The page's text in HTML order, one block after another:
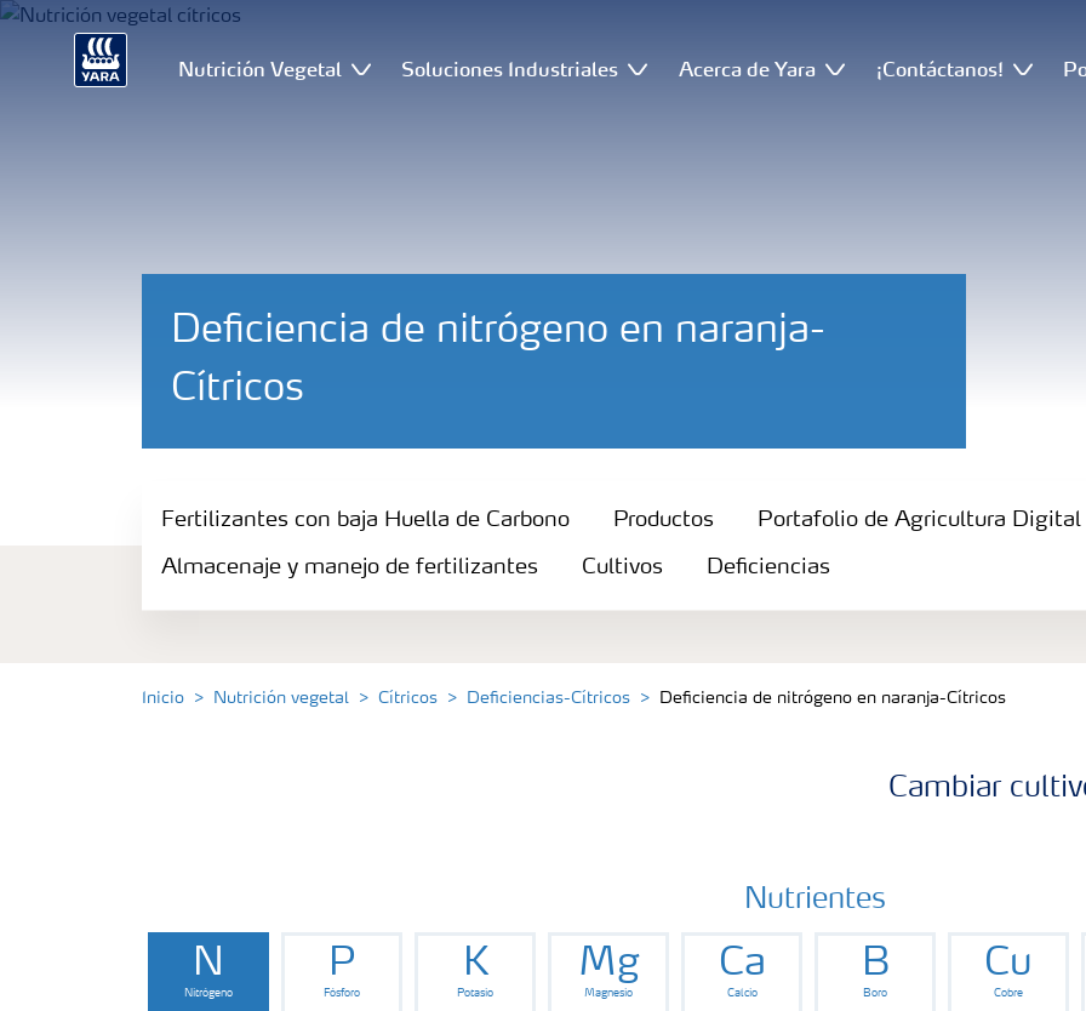
Nutrición Vegetal Soluciones Industriales Acerca de Yara ¡Contáctanos!
Deficiencia de nitrógeno en naranja-
Cítricos
Productos
Fertilizantes con baja Huella de Carbono Productos Portafolio de Agricultura Digital
Almacenaje y manejo de fertilizantes Cultivos Deficiencias
Inicio Nutrición vegetal Cítricos Deficiencias-Cítricos Deficiencia de nitrógeno en naranja-Cítricos
Cambiar
Nutrientes
N
Nitrógeno
P
Fósforo
K
Potasio
Mg
Magnesio
Ca
Calcio
B
Boro
Cu
Cobre